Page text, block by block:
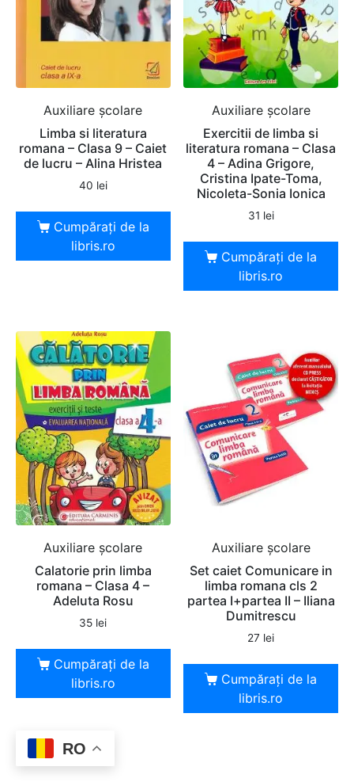
Auxiliare şcolare
Limba si literatura
romana – Clasa 9 – Caiet
de lucru – Alina Hristea
40 lei
Cumpărați de la
libris.ro
Auxiliare şcolare
Exercitii de limba si
literatura romana – Clasa
4 – Adina Grigore,
Cristina Ipate-Toma,
Nicoleta-Sonia Ionica
31 lei
Cumpărați de la
libris.ro
Auxiliare şcolare
Calatorie prin limba
romana – Clasa 4 –
Adeluta Rosu
35 lei
Cumpărați de la
libris.ro
Auxiliare şcolare
Set caiet Comunicare in
limba romana cls 2
partea I+partea II – Iliana
Dumitrescu
27 lei
Cumpărați de la
libris.ro
RO